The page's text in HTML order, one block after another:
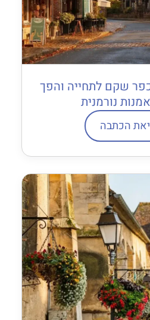
שקם לתחייה והפך
נורמנית
הכתבה